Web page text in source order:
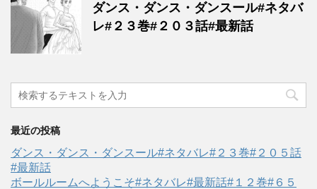
ダンス・ダンス・ダンスール#ネタバ
レ#２３巻#２０３話#最新話
最近の投稿
ダンス・ダンス・ダンスール#ネタバレ#２３巻#２０５話
#最新話
ボールルームへようこそ#ネタバレ#最新話#１２巻#６５